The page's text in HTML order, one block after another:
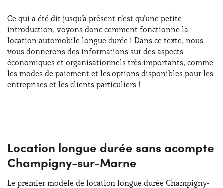
Ce qui a été dit jusqu'à présent n'est qu'une petite
introduction, voyons donc comment fonctionne la
location automobile longue durée ! Dans ce texte, nous
vous donnerons des informations sur des aspects
économiques et organisationnels très importants, comme
les modes de paiement et les options disponibles pour les
entreprises et les clients particuliers !
Location longue durée sans acompte
Champigny-sur-Marne
Le premier modèle de location longue durée Champigny-